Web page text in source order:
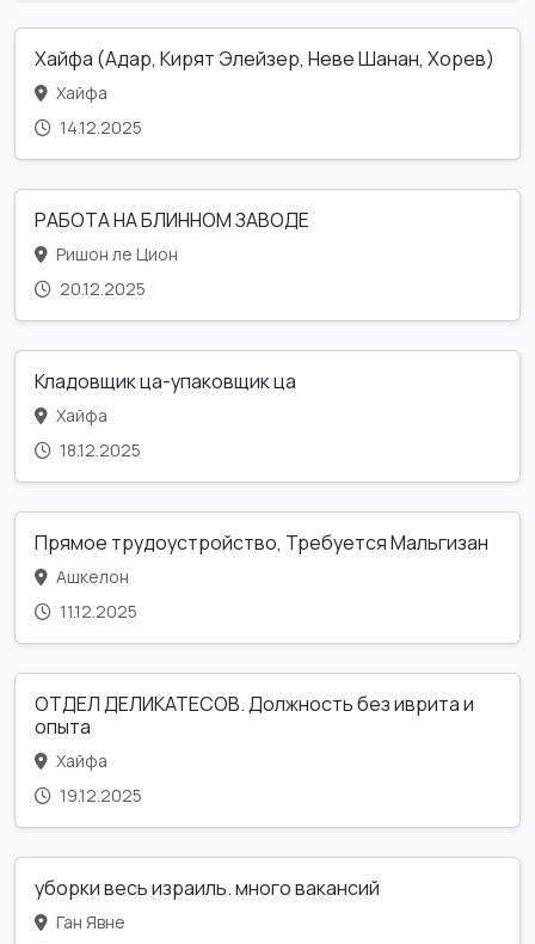
Хайфа (Адар, Кирят Элейзер, Неве Шанан, Хорев)
Хайфа
14.12.2025
РАБОТА НА БЛИННОМ ЗАВОДЕ
Ришон ле Цион
20.12.2025
Кладовщик ца-упаковщик ца
Хайфа
18.12.2025
Прямое трудоустройство, Требуется Мальгизан
Ашкелон
11.12.2025
ОТДЕЛ ДЕЛИКАТЕСОВ. Должность без иврита и
опыта
Хайфа
19.12.2025
уборки весь израиль. много вакансий
Ган Явне